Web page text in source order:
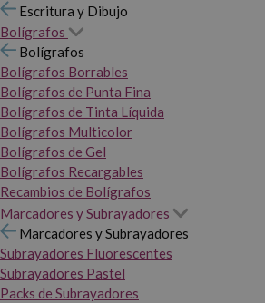
Escritura y Dibujo
Bolígrafos
Bolígrafos
Bolígrafos Borrables
Bolígrafos de Punta Fina
Bolígrafos de Tinta Líquida
Bolígrafos Multicolor
Bolígrafos de Gel
Bolígrafos Recargables
Recambios de Bolígrafos
Marcadores y Subrayadores
Marcadores y Subrayadores
Subrayadores Fluorescentes
Subrayadores Pastel
Packs de Subrayadores